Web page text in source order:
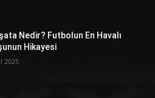
Nedir? Futbolun En Havalı
Hikayesi
2025